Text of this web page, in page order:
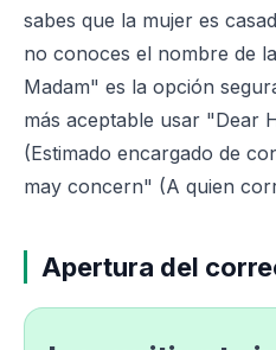
sabes que la mujer es
no conoces el nombre de
Madam" es la opción
más aceptable usar "Dear
(Estimado encargado de
may concern" (A quien
Apertura del